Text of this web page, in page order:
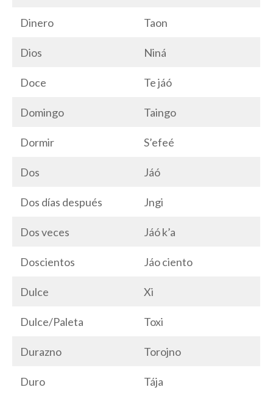
Dinero Taon
Dios Niná
Doce Te jáó
Domingo Taingo
Dormir S’efeé
Dos Jáó
Dos días después Jngi
Dos veces Jáó k’a
Doscientos Jáo ciento
Dulce Xi
Dulce/Paleta Toxi
Durazno Torojno
Duro Tája